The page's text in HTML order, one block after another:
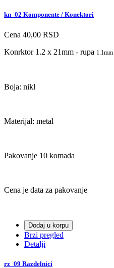
kn_02 Komponente / Konektori
Cena 40,00 RSD
Konrktor 1.2 x 21mm - rupa 1.1mm
Boja: nikl
Materijal: metal
Pakovanje 10 komada
Cena je data za pakovanje
Dodaj u korpu
Brzi pregled
Detalji
rz_09 Razdelnici